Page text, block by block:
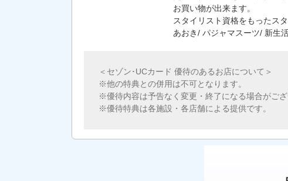
お買い物が出来ます。
スタイリスト資格をもったス
あおき/ パジャマスーツ/ 新生
＜セゾン･UCカード 優待のあるお店について＞
他の特典との併用は不可となります。
優待内容は予告なく変更・終了になる場合がござ
優待特典は各施設・各店舗による提供です。